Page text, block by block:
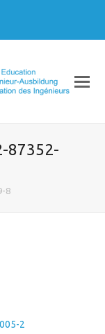
87352-
8
2